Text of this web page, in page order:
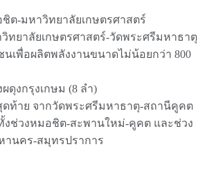
ต-มหาวิทยาลัยเกษตรศาสตร์
ทยาลัยเกษตรศาสตร์-วัดพระศรีมหาธาตุ
อผลิตพลังงานขนาดไม่น้อยกว่า 800
กรุงเกษม (8 ลำ)
ย จากวัดพระศรีมหาธาตุ-สถานีคูคต
งช่วงหมอชิต-สะพานใหม่-คูคต และช่วง
านคร-สมุทรปราการ